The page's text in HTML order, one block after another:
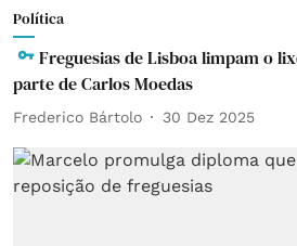
Política
Freguesias de Lisboa limpam o
parte de Carlos Moedas
Frederico Bártolo 30 Dez 2025